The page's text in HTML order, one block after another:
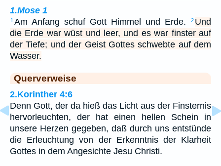
1.Mose 1
1 Am Anfang schuf Gott Himmel und Erde. 2 Und
die Erde war wüst und leer, und es war finster auf
der Tiefe; und der Geist Gottes schwebte auf dem
Wasser.
Querverweise
2.Korinther 4:6
Denn Gott, der da hieß das Licht aus der Finsternis
hervorleuchten, der hat einen hellen Schein in
unsere Herzen gegeben, daß durch uns entstünde
die Erleuchtung von der Erkenntnis der Klarheit
Gottes in dem Angesichte Jesu Christi.